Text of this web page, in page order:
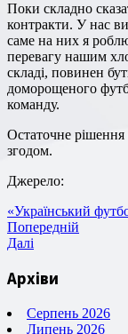
Поки складно сказати однозначно, чи буде підписано з ними
контракти. У нас
саме на них я
перевагу нашим
складі, повинен
доморощеного
команду.
Остаточне рішення щодо Томаса і Узора буде прийнято
згодом.
Джерело:
«Український
Навігація
Попередній
запис
Попередній
Наступний
Далі
Архіви
Серпень 2026
Липень 2026